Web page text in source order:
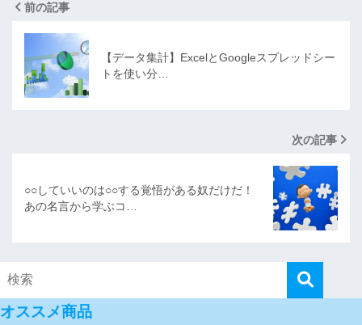
前の記事
【データ集計】ExcelとGoogleスプレッドシー
トを使い分…
次の記事
○○していいのは○○する覚悟がある奴だけだ！
あの名言から学ぶコ…
オススメ商品